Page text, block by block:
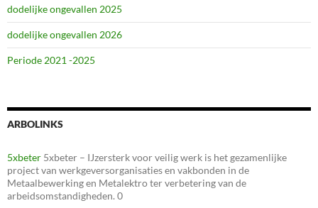
dodelijke ongevallen 2025
dodelijke ongevallen 2026
Periode 2021 -2025
ARBOLINKS
5xbeter 5xbeter – IJzersterk voor veilig werk is het gezamenlijke
project van werkgeversorganisaties en vakbonden in de
Metaalbewerking en Metalektro ter verbetering van de
arbeidsomstandigheden. 0